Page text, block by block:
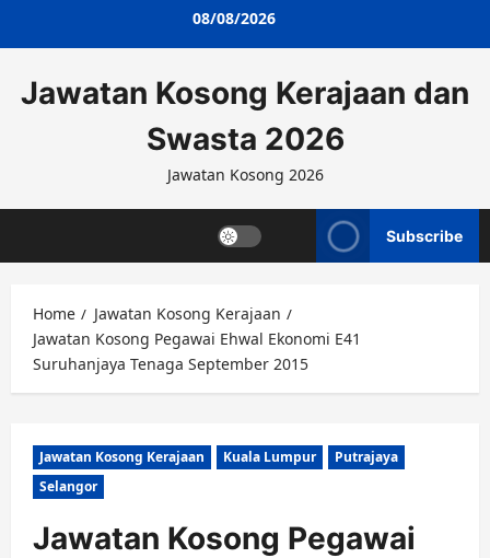
08/08/2026
Jawatan Kosong Kerajaan dan
Swasta 2026
Jawatan Kosong 2026
Subscribe
Home
Jawatan Kosong Kerajaan
Jawatan Kosong Pegawai Ehwal Ekonomi E41
Suruhanjaya Tenaga September 2015
Jawatan Kosong Kerajaan Kuala Lumpur
Putrajaya
Selangor
Jawatan Kosong Pegawai